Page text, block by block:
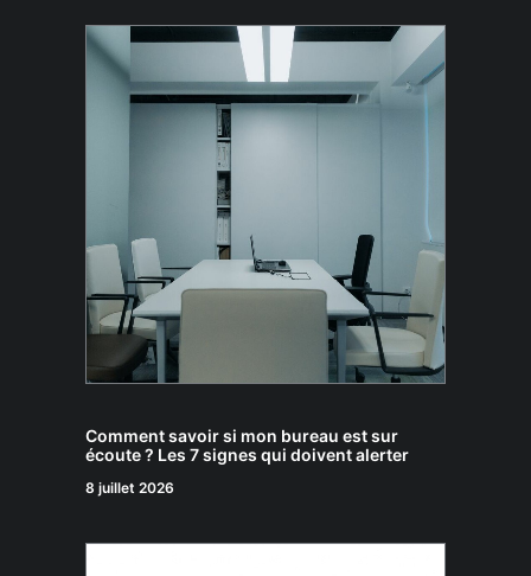
Comment savoir si mon bureau est sur
écoute ? Les 7 signes qui doivent alerter
8 juillet 2026